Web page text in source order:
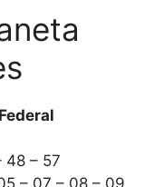
48 – 57
– 07 – 08 – 09